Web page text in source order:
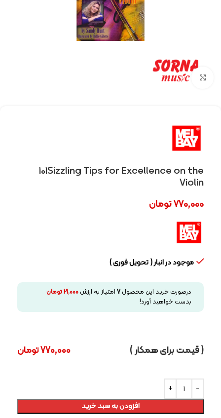
Click to enlarge
101Sizzling Tips for Excellence on the
Violin
770,000تومان
موجود در انبار ( تحویل فوری )
درصورت خرید این محصول7 امتیاز به ارزش21,000تومان
بدست خواهید آورد!
( قیمت برای همکار ) 770,000تومان
افزودن به سبد خرید